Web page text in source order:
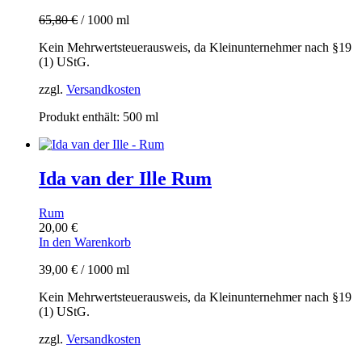
65,80€ / 1000 ml
Kein Mehrwertsteuerausweis, da Kleinunternehmer nach §19
(1) UStG.
zzgl. Versandkosten
Produkt enthält: 500 ml
Ida van der Ille Rum
Rum
20,00 €
In den Warenkorb
39,00 € / 1000 ml
Kein Mehrwertsteuerausweis, da Kleinunternehmer nach §19
(1) UStG.
zzgl. Versandkosten